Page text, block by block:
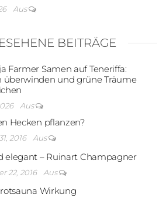
Aus
BEITRÄGE
Farmer Samen auf Teneriffa:
überwinden und grüne Träume
Aus
Hecken pflanzen?
2016 Aus
elegant – Ruinart Champagner
22, 2016 Aus
Wirkung